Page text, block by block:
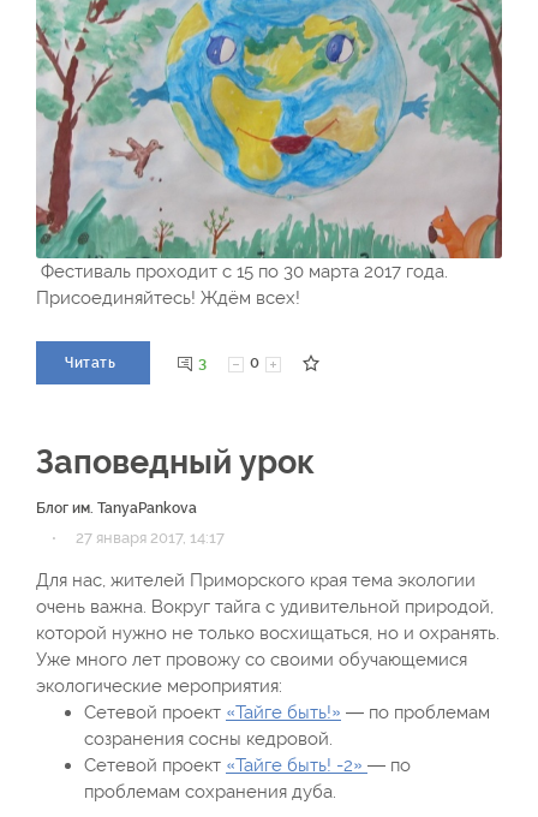
Фестиваль проходит с 15 по 30 марта 2017 года.
Присоединяйтесь! Ждём всех!
Читать 3 0
Заповедный урок
Блог им. TanyaPankova
· 27 января 2017, 14:17
Для нас, жителей Приморского края тема экологии
очень важна. Вокруг тайга с удивительной природой,
которой нужно не только восхищаться, но и охранять.
Уже много лет провожу со своими обучающемися
экологические мероприятия:
Сетевой проект «Тайге быть!» — по проблемам
созранения сосны кедровой.
Сетевой проект «Тайге быть! -2» — по
проблемам сохранения дуба.